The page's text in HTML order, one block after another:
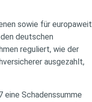
sowie für europaweit
deutschen
reguliert, wie der
ausgezahlt,
eine Schadenssumme